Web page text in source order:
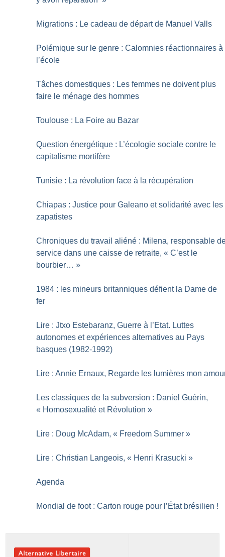
Migrations : Le cadeau de départ de Manuel Valls
Polémique sur le genre : Calomnies réactionnaires à
l’école
Tâches domestiques : Les femmes ne doivent plus
faire le ménage des hommes
Toulouse : La Foire au Bazar
Question énergétique : L’écologie sociale contre le
capitalisme mortifère
Tunisie : La révolution face à la récupération
Chiapas : Justice pour Galeano et solidarité avec les
zapatistes
Chroniques du travail aliéné : Milena, responsable
service dans une caisse de retraite, « C’est le
bourbier… »
1984 : les mineurs britanniques défient la Dame de
fer
Lire : Jtxo Estebaranz, Guerre à l’Etat. Luttes
autonomes et expériences alternatives au Pays
basques (1982-1992)
Lire : Annie Ernaux, Regarde les lumières mon
Les classiques de la subversion : Daniel Guérin,
« Homosexualité et Révolution »
Lire : Doug McAdam, « Freedom Summer »
Lire : Christian Langeois, « Henri Krasucki »
Agenda
Mondial de foot : Carton rouge pour l’État brésilien !